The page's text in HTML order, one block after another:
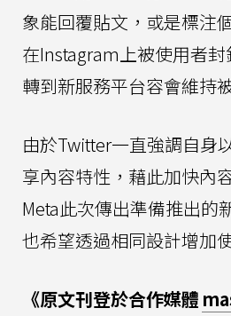
象能回覆貼文，或是標注
在Instagram上被使用者
轉到新服務平台容會維持
由於Twitter一直強調自身
享內容特性，藉此加快內
Meta此次傳出準備推出的
也希望透過相同設計增加
《原文刊登於合作媒體